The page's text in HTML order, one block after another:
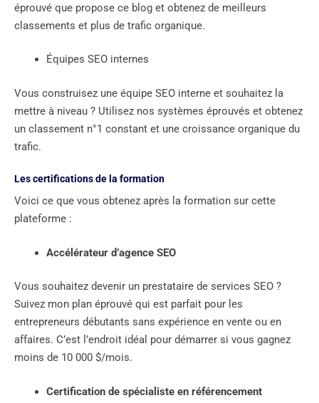
éprouvé que propose ce blog et obtenez de meilleurs
classements et plus de trafic organique.
Équipes SEO internes
Vous construisez une équipe SEO interne et souhaitez la
mettre à niveau ? Utilisez nos systèmes éprouvés et obtenez
un classement n°1 constant et une croissance organique du
trafic.
Les certifications de la formation
Voici ce que vous obtenez après la formation sur cette
plateforme :
Accélérateur d’agence SEO
Vous souhaitez devenir un prestataire de services SEO ?
Suivez mon plan éprouvé qui est parfait pour les
entrepreneurs débutants sans expérience en vente ou en
affaires. C’est l’endroit idéal pour démarrer si vous gagnez
moins de 10 000 $/mois.
Certification de spécialiste en référencement